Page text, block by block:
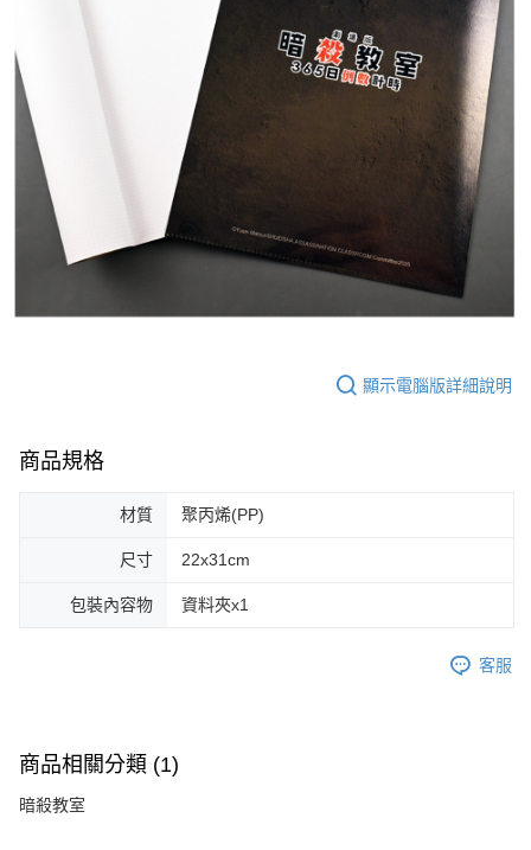
顯示電腦版詳細說明
商品規格
材質 聚丙烯(PP)
尺寸 22x31cm
包裝內容物 資料夾x1
客服
商品相關分類 (1)
暗殺教室